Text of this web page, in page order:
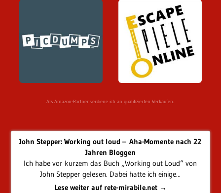
Als Amazon-Partner verdiene ich an qualifizierten Verkäufen.
John Stepper: Working out loud – Aha-Momente nach 22
Jahren Bloggen
Ich habe vor kurzem das Buch „Working out Loud“ von
John Stepper gelesen. Dabei hatte ich einige...
Lese weiter auf rete-mirabile.net →